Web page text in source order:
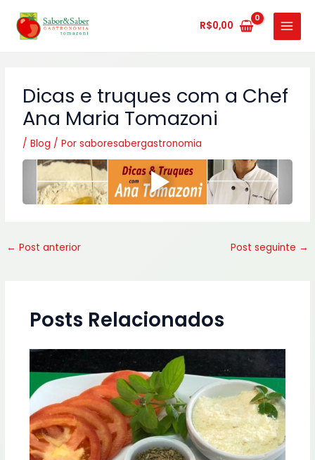
para
R$0,00
MAIN
MENU
Dicas e truques com a Chef
Ana Maria Tomazoni
/Blog / Porsaboresabergastronomia
← Post anterior Post seguinte →
Posts Relacionados